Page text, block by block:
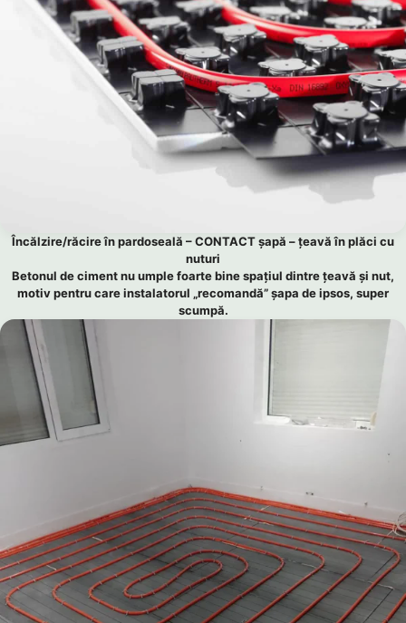
Încălzire/răcire în pardoseală – CONTACT șapă – țeavă în plăci cu
nuturi
Betonul de ciment nu umple foarte bine spațiul dintre țeavă și nut,
motiv pentru care instalatorul „recomandă” șapa de ipsos, super
scumpă.